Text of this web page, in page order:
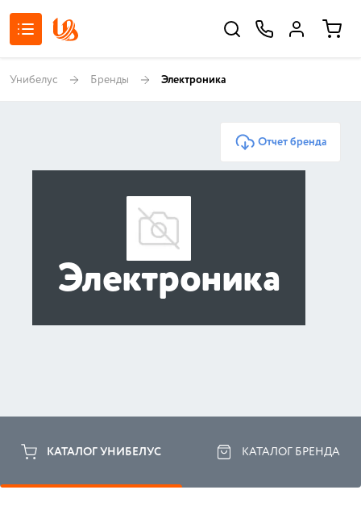
Унибелус Бренды Электроника
Отчет бренда
Электроника
КАТАЛОГ УНИБЕЛУС КАТАЛОГ БРЕНДА